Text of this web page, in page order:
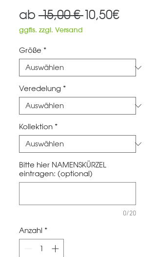
ab 15,00 € Standardpreis
10,50€Sale-
ggfls. zzgl. Versand
Größe *
Veredelung *
Kollektion *
Bitte hier NAMENSKÜRZEL
eintragen: (optional)
0/20
Anzahl *